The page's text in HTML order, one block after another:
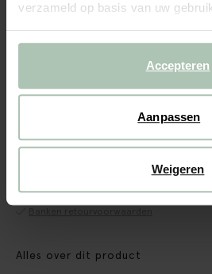
verzameld op basis van uw
Accepteren
Aanpassen
Weigeren
3 Extra's:Hocker (1)
CBW garantie
We maken de bank gebruiksklaar
Alles over dit product